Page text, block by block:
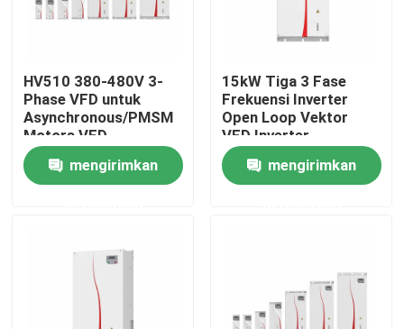
Rumah
Produk
Tentang kami
HV510 380-480V 3-
Phase VFD untuk
Asynchronous/PMSM
Motors VFD
Mendukung 16-
Segment PLC Multi-
Speed Operation
mengirimkan
15kW Tiga 3 Fase
Frekuensi Inverter
Open Loop Vektor
VFD Inverter
mengirimkan